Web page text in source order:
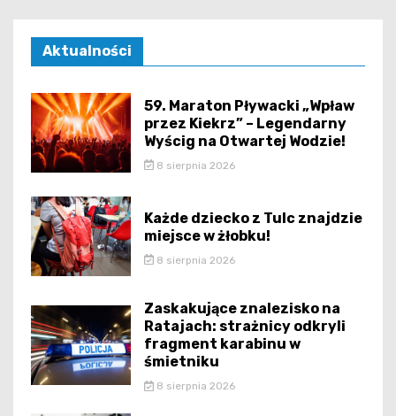
Aktualności
59. Maraton Pływacki „Wpław
przez Kiekrz” – Legendarny
Wyścig na Otwartej Wodzie!
8 sierpnia 2026
Każde dziecko z Tulc znajdzie
miejsce w żłobku!
8 sierpnia 2026
Zaskakujące znalezisko na
Ratajach: strażnicy odkryli
fragment karabinu w
śmietniku
8 sierpnia 2026